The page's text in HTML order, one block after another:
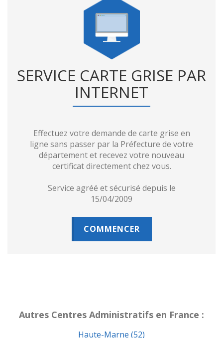
SERVICE CARTE GRISE PAR
INTERNET
Effectuez votre demande de carte grise en
ligne sans passer par la Préfecture de votre
département et recevez votre nouveau
certificat directement chez vous.
Service agréé et sécurisé depuis le
15/04/2009
COMMENCER
Autres Centres Administratifs en France :
Haute-Marne (52)